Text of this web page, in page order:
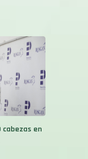
cabezas en